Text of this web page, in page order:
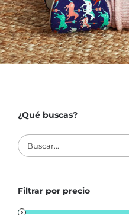
¿Qué buscas?
Filtrar por precio